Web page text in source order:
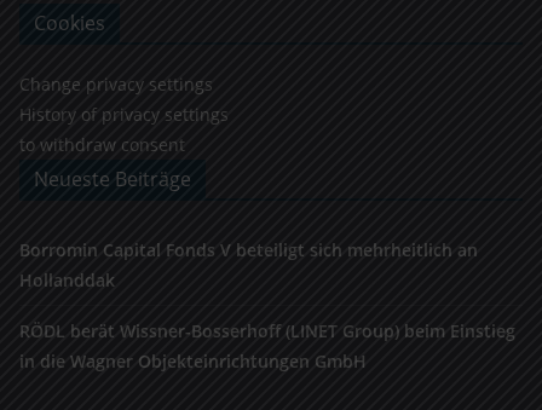
Cookies
Change privacy settings
History of privacy settings
to withdraw consent
Neueste Beiträge
Borromin Capital Fonds V beteiligt sich mehrheitlich an
Hollanddak
RÖDL berät Wissner-Bosserhoff (LINET Group) beim Einstieg
in die Wagner Objekteinrichtungen GmbH